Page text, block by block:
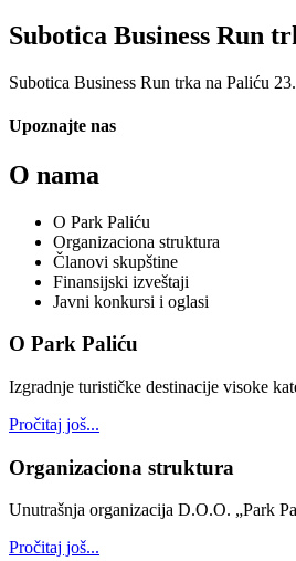
Subotica Business Run
Subotica Business Run trka na Paliću
Upoznajte nas
O nama
O Park Paliću
Organizaciona struktura
Članovi skupštine
Finansijski izveštaji
Javni konkursi i oglasi
O Park Paliću
Izgradnje turističke destinacije visoke
Pročitaj još...
Organizaciona struktura
Unutrašnja organizacija D.O.O. „Park
Pročitaj još...